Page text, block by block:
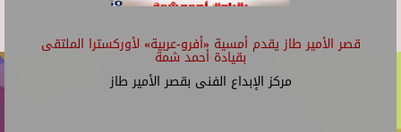
قصر الأمير طاز يقدم أمسية «أفرو-عربية» لأوركسترا الملتقى
بقيادة أحمد شمة
مركز الإبداع الفنى بقصر الأمير طاز